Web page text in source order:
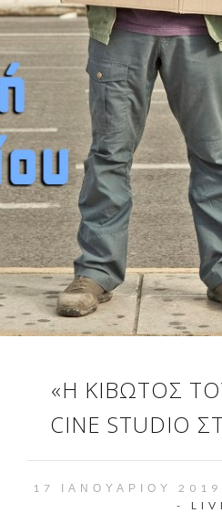
«Η ΚΙΒΩΤΟΣ
CINE STUDIO
17 ΙΑΝΟΥΑΡΊΟΥ
-